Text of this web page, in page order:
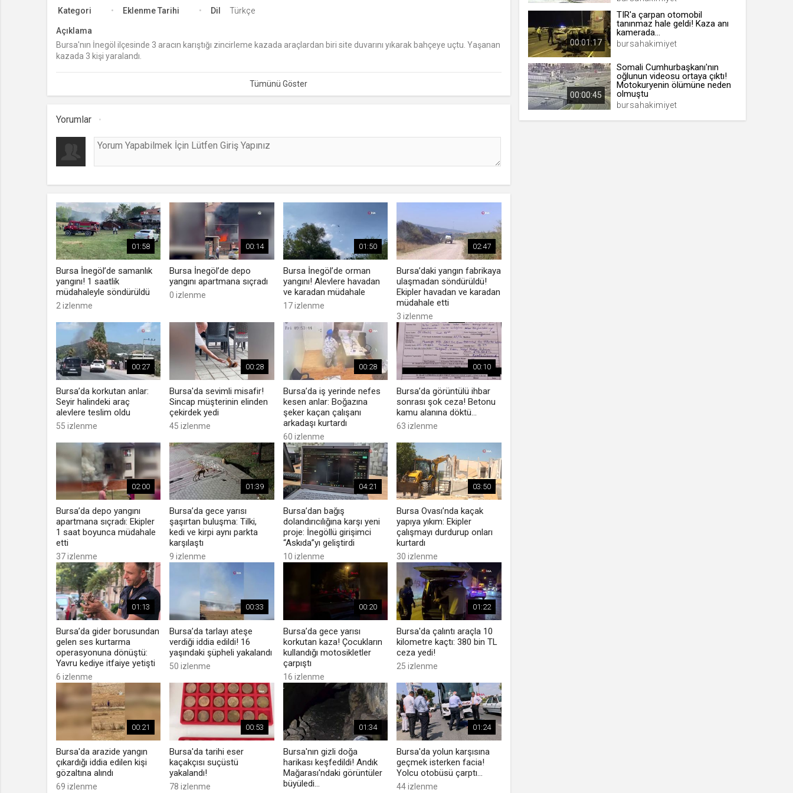
Kategori Eklenme Tarihi Dil Türkçe
Açıklama
Bursa'nın İnegöl ilçesinde 3 aracın karıştığı zincirleme kazada araçlardan biri site duvarını yıkarak bahçeye uçtu. Yaşanan
kazada 3 kişi yaralandı.
Yorumlar
01:58
Bursa İnegöl’de samanlık
yangını! 1 saatlik
müdahaleyle söndürüldü
2 izlenme
00:14
Bursa İnegöl’de depo
yangını apartmana sıçradı
0 izlenme
01:50
Bursa İnegöl’de orman
yangını! Alevlere havadan
ve karadan müdahale
17 izlenme
02:47
Bursa’daki yangın fabrikaya
ulaşmadan söndürüldü!
Ekipler havadan ve karadan
müdahale etti
3 izlenme
00:27
Bursa’da korkutan anlar:
Seyir halindeki araç
alevlere teslim oldu
55 izlenme
00:28
Bursa'da sevimli misafir!
Sincap müşterinin elinden
çekirdek yedi
45 izlenme
00:28
Bursa’da iş yerinde nefes
kesen anlar: Boğazına
şeker kaçan çalışanı
arkadaşı kurtardı
60 izlenme
00:10
Bursa’da görüntülü ihbar
sonrası şok ceza! Betonu
kamu alanına döktü...
63 izlenme
02:00
Bursa’da depo yangını
apartmana sıçradı: Ekipler
1 saat boyunca müdahale
etti
37 izlenme
01:39
Bursa’da gece yarısı
şaşırtan buluşma: Tilki,
kedi ve kirpi aynı parkta
karşılaştı
9 izlenme
04:21
Bursa’dan bağış
dolandırıcılığına karşı yeni
proje: İnegöllü girişimci
“Askıda”yı geliştirdi
10 izlenme
03:50
Bursa Ovası’nda kaçak
yapıya yıkım: Ekipler
çalışmayı durdurup onları
kurtardı
30 izlenme
01:13
Bursa’da gider borusundan
gelen ses kurtarma
operasyonuna dönüştü:
Yavru kediye itfaiye yetişti
6 izlenme
00:33
Bursa’da tarlayı ateşe
verdiği iddia edildi! 16
yaşındaki şüpheli yakalandı
50 izlenme
00:20
Bursa’da gece yarısı
korkutan kaza! Çocukların
kullandığı motosikletler
çarpıştı
16 izlenme
01:22
Bursa'da çalıntı araçla 10
kilometre kaçtı: 380 bin TL
ceza yedi!
25 izlenme
00:21
Bursa'da arazide yangın
çıkardığı iddia edilen kişi
gözaltına alındı
69 izlenme
00:53
Bursa'da tarihi eser
kaçakçısı suçüstü
yakalandı!
78 izlenme
01:34
Bursa'nın gizli doğa
harikası keşfedildi! Andık
Mağarası'ndaki görüntüler
büyüledi...
01:24
Bursa'da yolun karşısına
geçmek isterken facia!
Yolcu otobüsü çarptı...
44 izlenme
00:01:17
TIR'a çarpan otomobil
tanınmaz hale geldi! Kaza anı
kamerada...
bursahakimiyet
00:00:45
Somali Cumhurbaşkanı'nın
oğlunun videosu ortaya çıktı!
Motokuryenin ölümüne neden
olmuştu
bursahakimiyet